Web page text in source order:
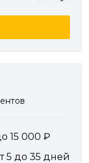
15 000
5 до 35 дней